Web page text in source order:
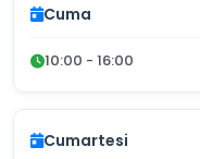
Cuma
10:00 - 16:00
Cumartesi